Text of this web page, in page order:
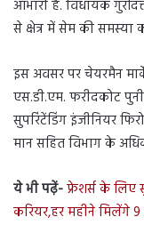
आभारी हैं. विधायक
से क्षेत्र में सेम की समस्या
इस अवसर पर चेयरमैन
एस.डी.एम. फरीदकोट
सुपरिंटेंडिंग इंजीनियर
मान सहित विभाग के
ये भी पढ़ें-फ्रेशर्स के लिए
करियर,हर महीने मिलेंगे